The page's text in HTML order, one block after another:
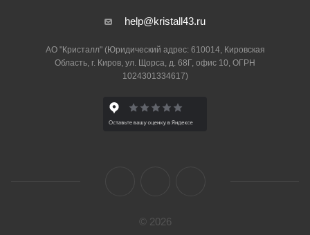
help@kristall43.ru
АО "Кристалл" (Юридический адрес: 610014, Кировская
Область, г. Киров, ул. Щорса, д. 68Г, офис 10, ОГРН
1024301334617)
© 2026